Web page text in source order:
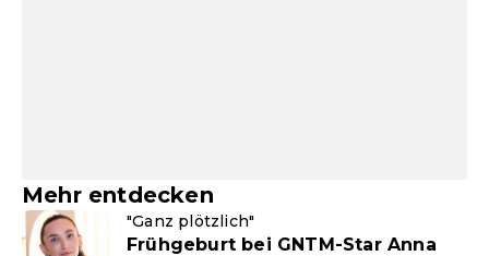
Mehr entdecken
"Ganz plötzlich"
Frühgeburt bei GNTM-Star Anna